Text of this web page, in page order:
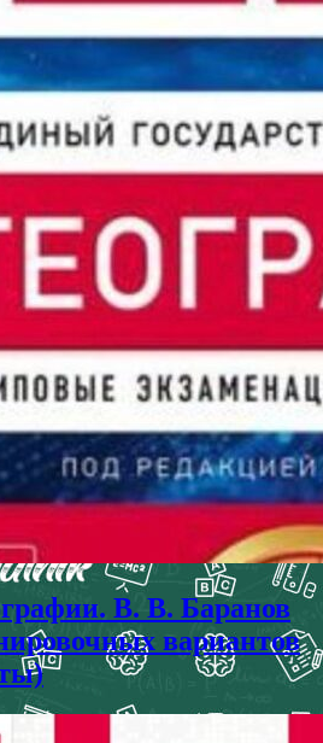
В. В. Баранов
вариантов